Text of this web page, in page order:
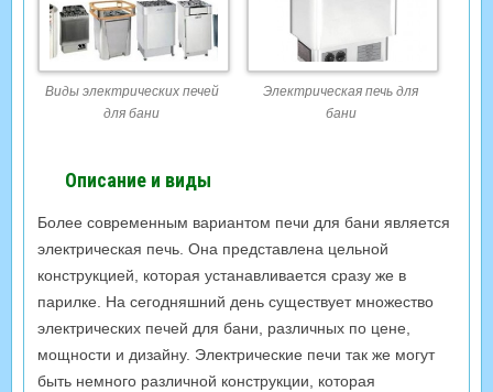
Виды электрических печей
для бани
Электрическая печь для
бани
Описание и виды
Более современным вариантом печи для бани является
электрическая печь. Она представлена цельной
конструкцией, которая устанавливается сразу же в
парилке. На сегодняшний день существует множество
электрических печей для бани, различных по цене,
мощности и дизайну. Электрические печи так же могут
быть немного различной конструкции, которая